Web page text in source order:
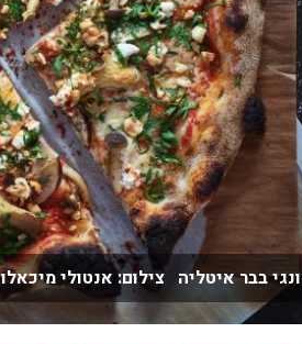
בבר איטליה צילום: אנטולי מיכאלו